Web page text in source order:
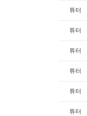
튜터
튜터
튜터
튜터
튜터
튜터